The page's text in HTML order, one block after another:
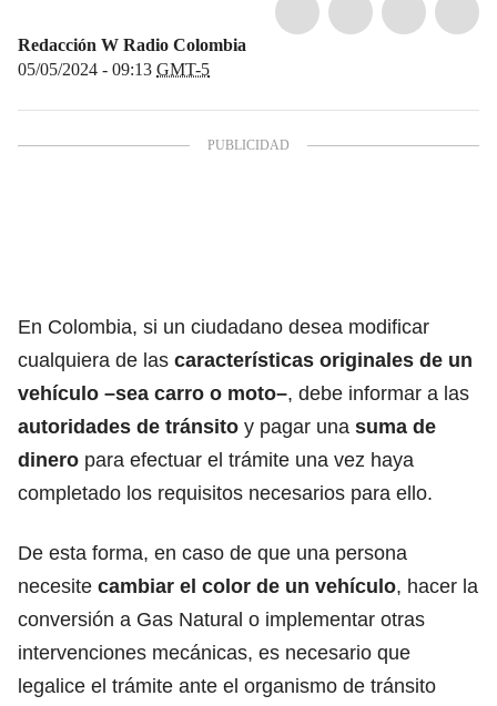
Redacción W Radio Colombia
05/05/2024 - 09:13 GMT-5
En Colombia, si un ciudadano desea modificar
cualquiera de las características originales de un
vehículo –sea carro o moto–, debe informar a las
autoridades de tránsito y pagar una suma de
dinero para efectuar el trámite una vez haya
completado los requisitos necesarios para ello.
De esta forma, en caso de que una persona
necesite cambiar el color de un vehículo, hacer la
conversión a Gas Natural o implementar otras
intervenciones mecánicas, es necesario que
legalice el trámite ante el organismo de tránsito